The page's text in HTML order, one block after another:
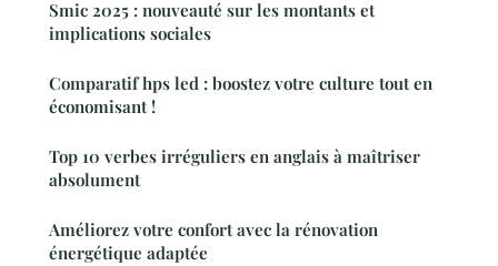
Smic 2025 : nouveauté sur les montants et
implications sociales
Comparatif hps led : boostez votre culture tout en
économisant !
Top 10 verbes irréguliers en anglais à maîtriser
absolument
Améliorez votre confort avec la rénovation
énergétique adaptée